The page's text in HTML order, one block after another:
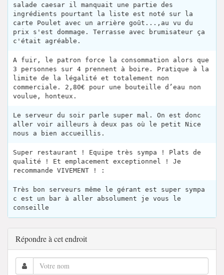
salade caesar il manquait une partie des
ingrédients pourtant la liste est noté sur la
carte Poulet avec un arrière goût...,au vu du
prix s'est dommage. Terrasse avec brumisateur ça
c'était agréable.
A fuir, le patron force la consommation alors que
3 personnes sur 4 prennent à boire. Pratique à la
limite de la légalité et totalement non
commerciale. 2,80€ pour une bouteille d’eau non
voulue, honteux.
Le serveur du soir parle super mal. On est donc
aller voir ailleurs à deux pas où le petit Nice
nous a bien accueillis.
Super restaurant ! Equipe très sympa ! Plats de
qualité ! Et emplacement exceptionnel ! Je
recommande VIVEMENT ! :
Très bon serveurs même le gérant est super sympa
c est un bar à aller absolument je vous le
conseille
Répondre à cet endroit